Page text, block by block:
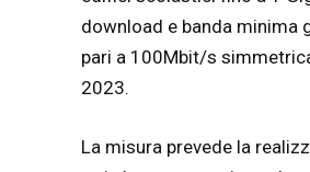
download e banda minima
pari a 100Mbit/s
2023.
La misura prevede la